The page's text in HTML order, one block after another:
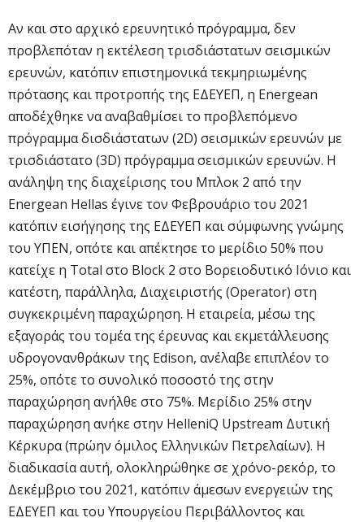
Αν και στο αρχικό ερευνητικό πρόγραμμα, δεν
προβλεπόταν η εκτέλεση τρισδιάστατων σεισμικών
ερευνών, κατόπιν επιστημονικά τεκμηριωμένης
πρότασης και προτροπής της ΕΔΕΥΕΠ, η Energean
αποδέχθηκε να αναβαθμίσει το προβλεπόμενο
πρόγραμμα δισδιάστατων (2D) σεισμικών ερευνών με
τρισδιάστατο (3D) πρόγραμμα σεισμικών ερευνών. Η
ανάληψη της διαχείρισης του Μπλοκ 2 από την
Energean Hellas έγινε τον Φεβρουάριο του 2021
κατόπιν εισήγησης της ΕΔΕΥΕΠ και σύμφωνης γνώμης
του ΥΠΕΝ, οπότε και απέκτησε το μερίδιο 50% που
κατείχε η Τotal στο Block 2 στο Βορειοδυτικό Ιόνιο και
κατέστη, παράλληλα, Διαχειριστής (Οperator) στη
συγκεκριμένη παραχώρηση. Η εταιρεία, μέσω της
εξαγοράς του τομέα της έρευνας και εκμετάλλευσης
υδρογονανθράκων της Edison, ανέλαβε επιπλέον το
25%, οπότε το συνολικό ποσοστό της στην
παραχώρηση ανήλθε στο 75%. Μερίδιο 25% στην
παραχώρηση ανήκε στην HelleniQ Upstream Δυτική
Κέρκυρα (πρώην όμιλος Ελληνικών Πετρελαίων). Η
διαδικασία αυτή, ολοκληρώθηκε σε χρόνο-ρεκόρ, το
Δεκέμβριο του 2021, κατόπιν άμεσων ενεργειών της
ΕΔΕΥΕΠ και του Υπουργείου Περιβάλλοντος και